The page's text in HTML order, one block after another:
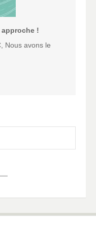
!
Nous avons le